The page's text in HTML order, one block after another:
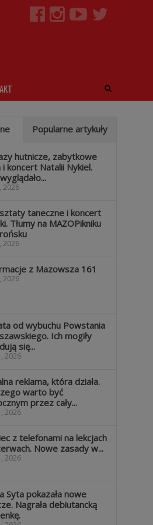
Popularne artykuły
hutnicze, zabytkowe
i koncert Natalii Nykiel.
2026
taneczne i koncert
Tłumy na MAZOPikniku
2026
z Mazowsza 161
2026
od wybuchu Powstania
Ich mogiły
się...
2026
reklama, która działa.
warto być
przez cały...
2026
z telefonami na lekcjach
Nowe zasady w...
2026
Syta pokazała nowe
Nagrała debiutancką